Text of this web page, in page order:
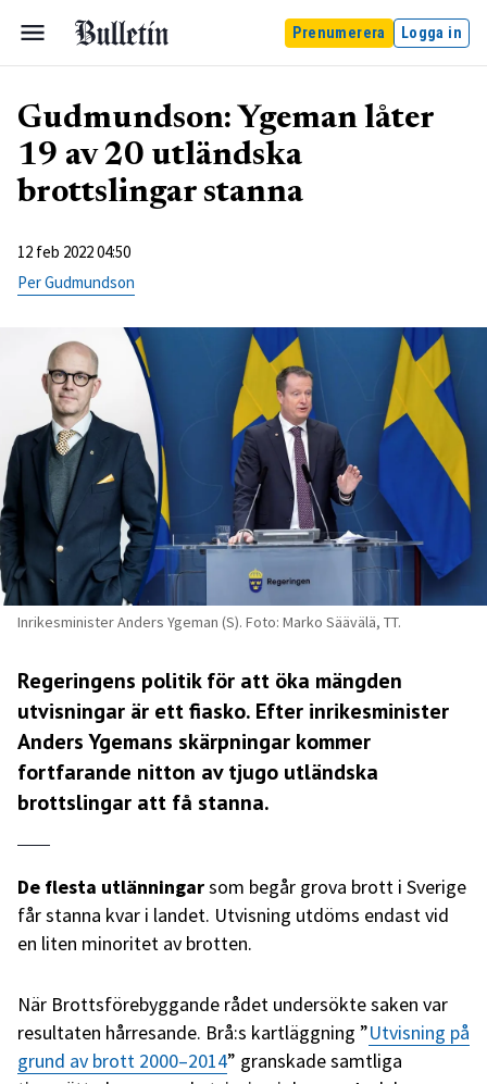
Prenumerera Logga in
Gudmundson: Ygeman låter
19 av 20 utländska
brottslingar stanna
12 feb 2022 04:50
Per Gudmundson
Inrikesminister Anders Ygeman (S). Foto: Marko Säävälä, TT.
Regeringens politik för att öka mängden
utvisningar är ett fiasko. Efter inrikesminister
Anders Ygemans skärpningar kommer
fortfarande nitton av tjugo utländska
brottslingar att få stanna.
De flesta utlänningarsom begår grova brott i Sverige
får stanna kvar i landet. Utvisning utdöms endast vid
en liten minoritet av brotten.
När Brottsförebyggande rådet undersökte saken var
resultaten hårresande. Brå:s kartläggning ”Utvisning på
grund av brott 2000–2014” granskade samtliga